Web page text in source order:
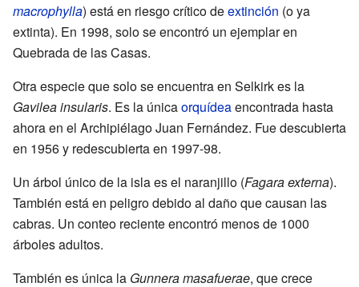
macrophylla) está en riesgo crítico deextinción (o ya
extinta). En 1998, solo se encontró un ejemplar en
Quebrada de las Casas.
Otra especie que solo se encuentra en Selkirk es la
Gavilea insularis. Es la únicaorquídeaencontrada hasta
ahora en el Archipiélago Juan Fernández. Fue descubierta
en 1956 y redescubierta en 1997-98.
Un árbol único de la isla es el naranjillo (Fagara externa).
También está en peligro debido al daño que causan las
cabras. Un conteo reciente encontró menos de 1000
árboles adultos.
También es única la Gunnera masafuerae, que crece